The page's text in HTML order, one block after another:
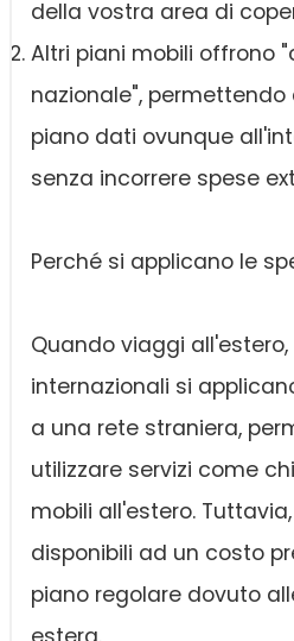
della vostra area di
Altri piani mobili offrono
nazionale", permettendo
piano dati ovunque
senza incorrere spese
Perché si applicano le
Quando viaggi
internazionali si
a una rete straniera,
utilizzare servizi come
mobili all'estero.
disponibili ad un costo
piano regolare dovuto